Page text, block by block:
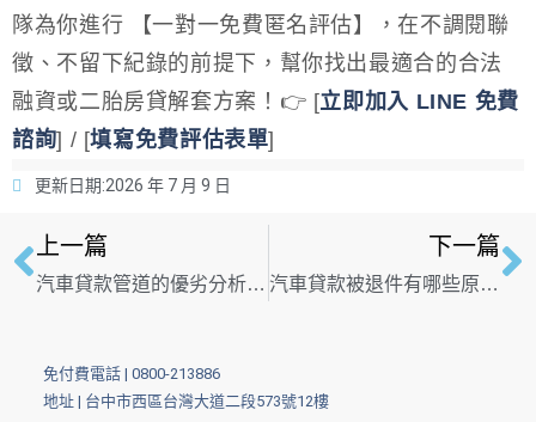
隊為你進行 【一對一免費匿名評估】，在不調閱聯
徵、不留下紀錄的前提下，幫你找出最適合的合法
融資或二胎房貸解套方案！👉 [立即加入 LINE 免費
諮詢] / [填寫免費評估表單]
更新日期:2026 年 7 月 9 日
上一篇
汽車貸款管道的優劣分析，3分鐘選出最適合申請的貸款方案
下一篇
汽車貸款被退件有哪些原因？ 一次告訴你汽車貸款的潛規則
免付費電話 | 0800-213886
地址 | 台中市西區台灣大道二段573號12樓